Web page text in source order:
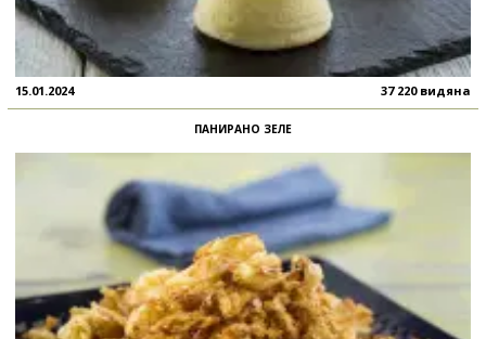
15.01.2024 37 220 видяна
ПАНИРАНО ЗЕЛЕ